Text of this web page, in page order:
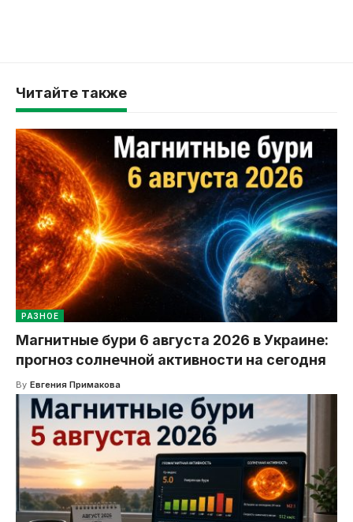
Читайте также
РАЗНОЕ
Магнитные бури 6 августа 2026 в Украине:
прогноз солнечной активности на сегодня
By Евгения Примакова